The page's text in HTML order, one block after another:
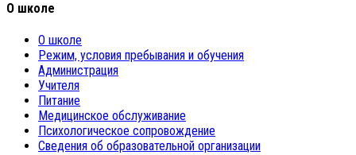
О школе
О школе
Режим, условия пребывания и обучения
Администрация
Учителя
Питание
Медицинское обслуживание
Психологическое сопровождение
Сведения об образовательной организации